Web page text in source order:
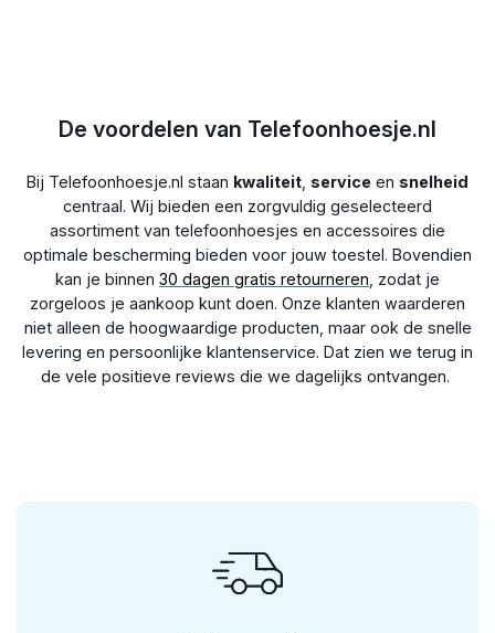
De voordelen van Telefoonhoesje.nl
Bij Telefoonhoesje.nl staan kwaliteit service en snelheid
centraal. Wij bieden een zorgvuldig geselecteerd
assortiment van telefoonhoesjes en accessoires die
optimale bescherming bieden voor jouw toestel. Bovendien
kan je binnen 30 dagen gratis retourneren , zodat je
zorgeloos je aankoop kunt doen. Onze klanten waarderen
niet alleen de hoogwaardige producten, maar ook de snelle
levering en persoonlijke klantenservice. Dat zien we terug in
de vele positieve reviews die we dagelijks ontvangen.